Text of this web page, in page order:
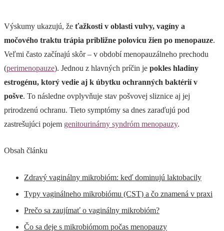
Výskumy ukazujú, že ťažkosti v oblasti vulvy, vagíny a
močového traktu trápia približne polovicu žien po menopauze.
Veľmi často začínajú skôr – v období menopauzálneho prechodu
(perimenopauze). Jednou z hlavných príčin je pokles hladiny
estrogénu, ktorý vedie aj k úbytku ochranných baktérií v
pošve. To následne ovplyvňuje stav pošvovej sliznice aj jej
prirodzenú ochranu. Tieto symptómy sa dnes zaraďujú pod
zastrešujúci pojem genitourinárny syndróm menopauzy.
Obsah článku
Zdravý vaginálny mikrobióm: keď dominujú laktobacily
Typy vaginálneho mikrobiómu (CST) a čo znamená v praxi
Prečo sa zaujímať o vaginálny mikrobióm?
Čo sa deje s mikrobiómom počas menopauzy